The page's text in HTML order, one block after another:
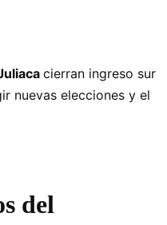
cierran ingreso sur
nuevas elecciones y el
del